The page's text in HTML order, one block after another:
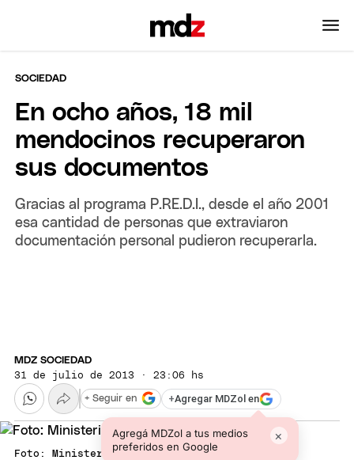
SOCIEDAD
En ocho años, 18 mil
mendocinos recuperaron
sus documentos
Gracias al programa P.RE.D.I., desde el año 2001
esa cantidad de personas que extraviaron
documentación personal pudieron recuperarla.
MDZ SOCIEDAD
31 de julio de 2013 · 23:06 hs
+Agregar MDZol en
Agregá MDZol a tus medios
preferidos en Google
×
+ Seguir en
Foto: Ministerio de Seguridad